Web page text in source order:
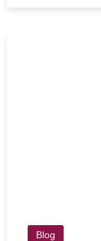
Blog